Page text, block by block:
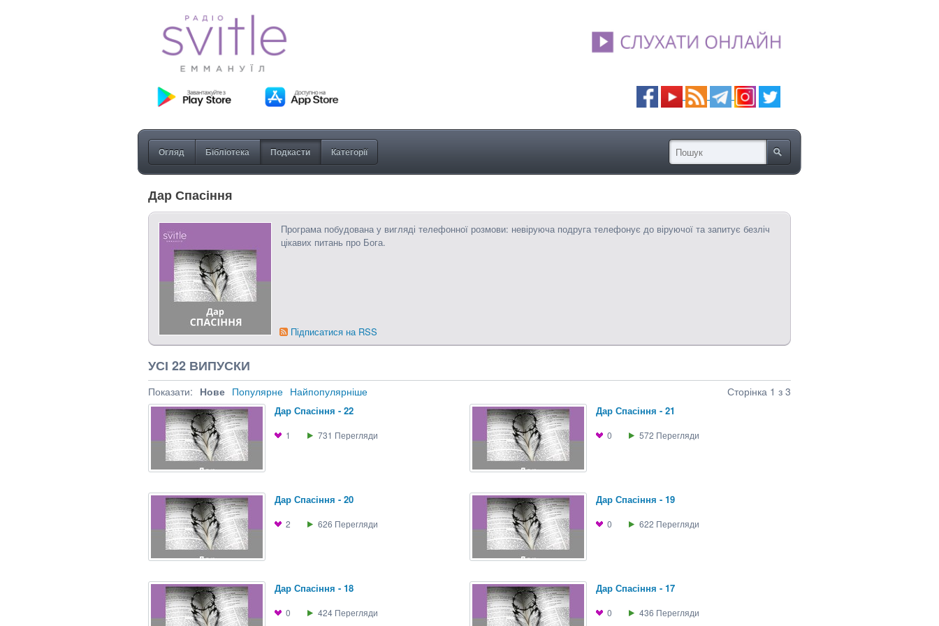
Огляд Бібліотека Подкасти Категорії
Дар Спасіння
Програма побудована у вигляді телефонної розмови: невіруюча подруга телефонує до віруючої та запитує безліч
цікавих питань про Бога.
Підписатися на RSS
УСІ 22 ВИПУСКИ
Показати: Нове Популярне Найпопулярніше Сторінка 1 з 3
Дар Спасіння - 22
1 731 Перегляди
Дар Спасіння - 21
0 572 Перегляди
Дар Спасіння - 20
2 626 Перегляди
Дар Спасіння - 19
0 622 Перегляди
Дар Спасіння - 18
0 424 Перегляди
Дар Спасіння - 17
0 436 Перегляди